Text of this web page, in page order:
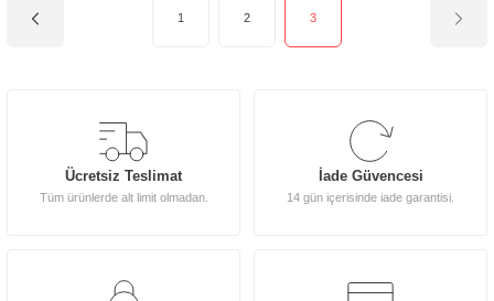
1 2 3
Ücretsiz Teslimat
Tüm ürünlerde alt limit olmadan.
İade Güvencesi
14 gün içerisinde iade garantisi.